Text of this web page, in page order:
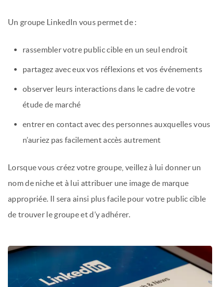
Un groupe LinkedIn vous permet de :
rassembler votre public cible en un seul endroit
partagez avec eux vos réflexions et vos événements
observer leurs interactions dans le cadre de votre
étude de marché
entrer en contact avec des personnes auxquelles vous
n’auriez pas facilement accès autrement
Lorsque vous créez votre groupe, veillez à lui donner un
nom de niche et à lui attribuer une image de marque
appropriée. Il sera ainsi plus facile pour votre public cible
de trouver le groupe et d’y adhérer.